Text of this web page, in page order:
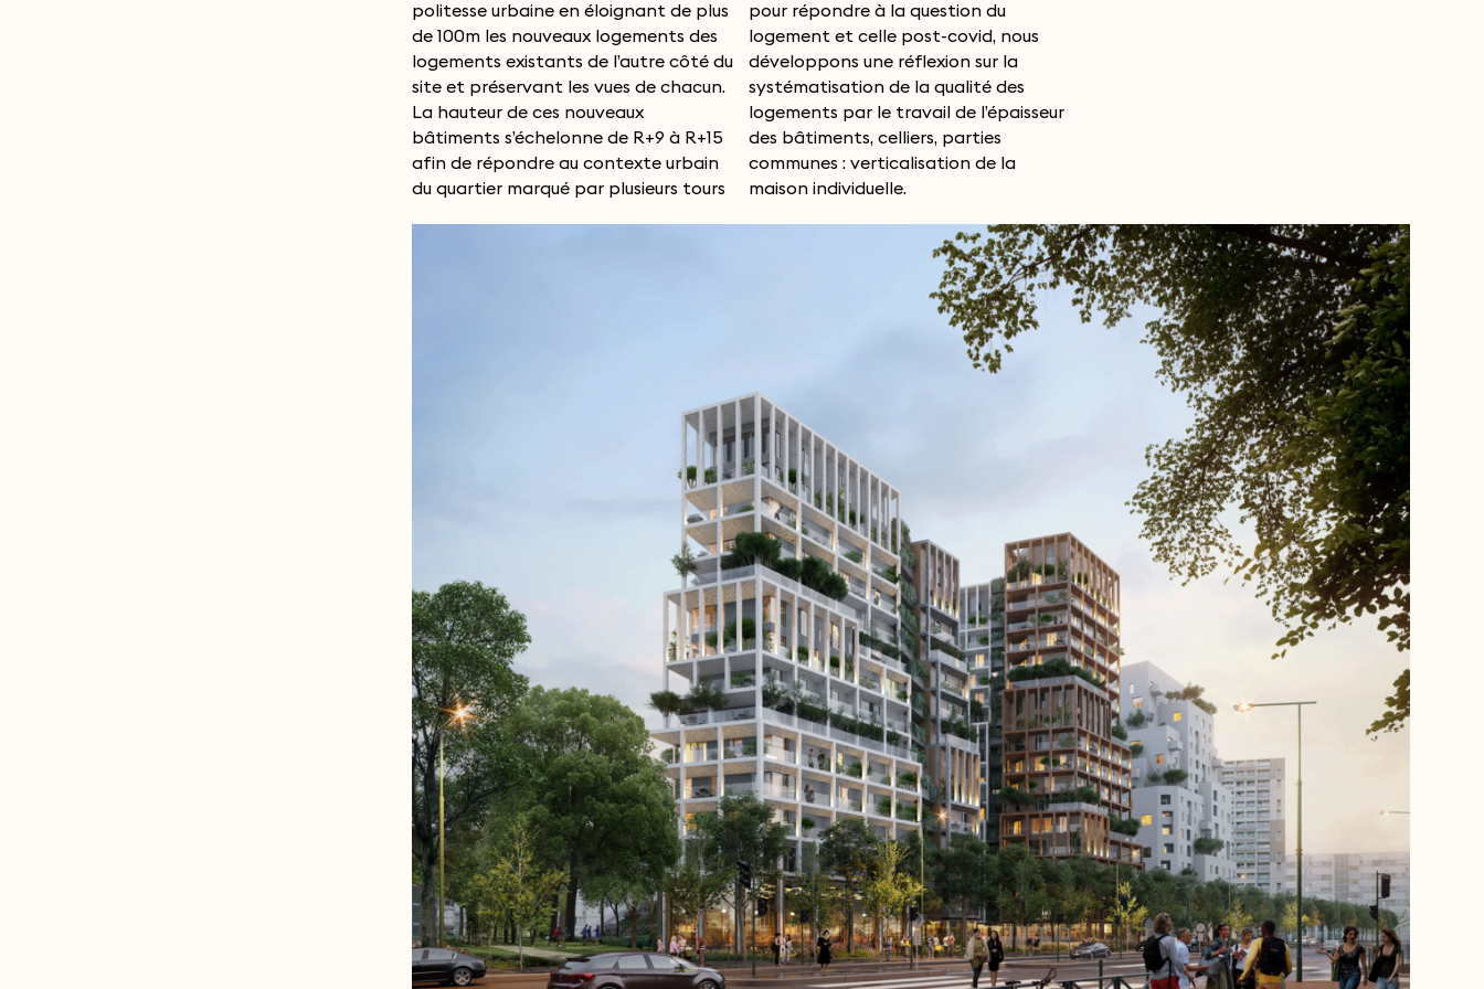
politesse urbaine en éloignant de plus
de 100m les nouveaux logements des
logements existants de l’autre côté du
site et préservant les vues de chacun.
La hauteur de ces nouveaux
bâtiments s’échelonne de R+9 à R+15
afin de répondre au contexte urbain
du quartier marqué par plusieurs tours
pour répondre à la question du
logement et celle post-covid, nous
développons une réflexion sur la
systématisation de la qualité des
logements par le travail de l’épaisseur
des bâtiments, celliers, parties
communes : verticalisation de la
maison individuelle.